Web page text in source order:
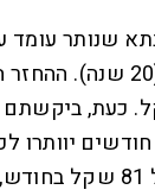
התשלומים שנותרו עומד
4,161 שקל מדי חודש.